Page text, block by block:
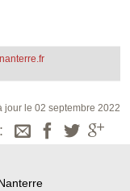
jour le 02 septembre 2022